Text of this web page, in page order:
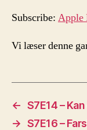
Subscribe: Apple
Vi læser denne
← S7E14 –
→ S7E16 –